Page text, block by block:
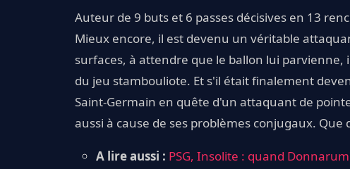
Auteur de 9 buts et 6 passes décisives en 13
Mieux encore, il est devenu un véritable
surfaces, à attendre que le ballon lui parvienne,
du jeu stambouliote. Et s'il était finalement
Saint-Germain en quête d'un attaquant de
aussi à cause de ses problèmes conjugaux.
A lire aussi : PSG, Insolite : quand